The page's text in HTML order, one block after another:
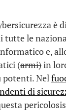
è
le
e,
(armi)in
potenti. Nel
di